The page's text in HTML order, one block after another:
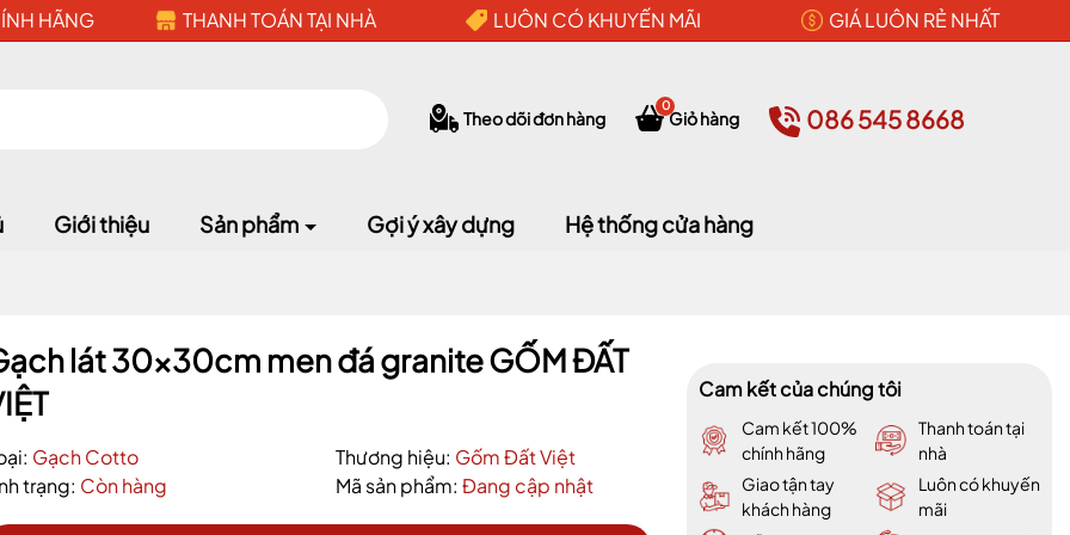
HÃNG THANH TOÁN TẠI NHÀ LUÔN CÓ KHUYẾN MÃI GIÁ LUÔN RẺ NHẤT
Theo dõi đơn hàng Giỏ hàng
0 086 545 8668
Giới thiệu Sản phẩm Gợi ý xây dựng Hệ thống cửa hàng
lát 30x30cm men đá granite GỐM ĐẤT
Gạch Cotto Thương hiệu: Gốm Đất Việt
trạng: Còn hàng Mã sản phẩm: Đang cập nhật
Cam kết của chúng tôi
Cam kết 100%
chính hãng
Thanh toán tại
nhà
Giao tận tay
khách hàng
Luôn có khuyến
mãi